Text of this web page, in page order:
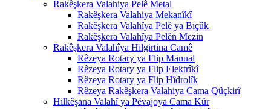
Rakêşkera Valahiya Pelê Metal
Rakêşkera Valahiya Mekanîkî
Rakêşkera Valahîya Pelê ya Biçûk
Rakêşkera Valahîya Pelên Mezin
Rakêşkera Valahîya Hilgirtina Camê
Rêzeya Rotary ya Flip Manual
Rêzeya Rotary ya Flip Elektrîkî
Rêzeya Rotary ya Flip Hîdrolîk
Rêzeya Rakêşkera Valahiya Cama Qûçkirî
Hilkêşana Valahî ya Pêvajoya Cama Kûr